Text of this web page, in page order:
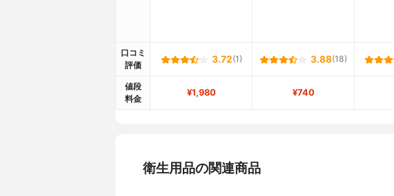
口コミ
評価
3.72(1) 3.88(18)
値段
料金
¥1,980 ¥740
衛生用品の関連商品